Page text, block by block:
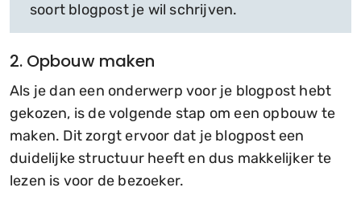
soort blogpost je wil schrijven.
2. Opbouw maken
Als je dan een onderwerp voor je blogpost hebt
gekozen, is de volgende stap om een opbouw te
maken. Dit zorgt ervoor dat je blogpost een
duidelijke structuur heeft en dus makkelijker te
lezen is voor de bezoeker.